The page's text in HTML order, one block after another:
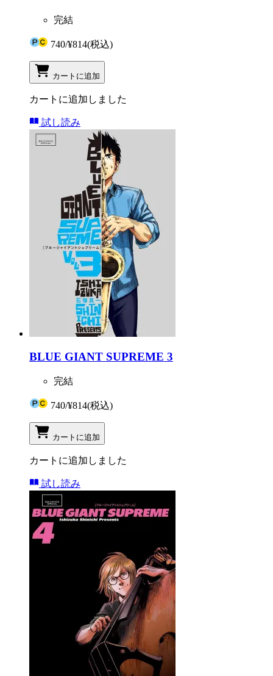
完結
740/¥814(税込)
カートに追加
カートに追加しました
試し読み
BLUE GIANT SUPREME 3
完結
740/¥814(税込)
カートに追加
カートに追加しました
試し読み